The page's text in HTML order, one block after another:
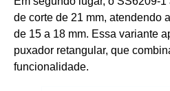
de corte de 21 mm, atendendo
de 15 a 18 mm. Essa variante
puxador retangular, que
funcionalidade.